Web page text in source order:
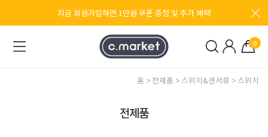
지금 회원가입하면 1만원 쿠폰 증정 및 추가 혜택
0
홈 전제품 스위치&센서류 스위치
전제품